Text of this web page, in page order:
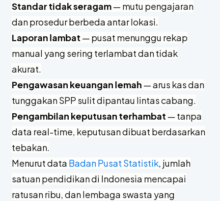
Standar tidak seragam— mutu pengajaran
dan prosedur berbeda antar lokasi.
Laporan lambat — pusat menunggu rekap
manual yang sering terlambat dan tidak
akurat.
Pengawasan keuangan lemah — arus kas dan
tunggakan SPP sulit dipantau lintas cabang.
Pengambilan keputusan terhambat — tanpa
data real-time, keputusan dibuat berdasarkan
tebakan.
Menurut data Badan Pusat Statistik, jumlah
satuan pendidikan di Indonesia mencapai
ratusan ribu, dan lembaga swasta yang